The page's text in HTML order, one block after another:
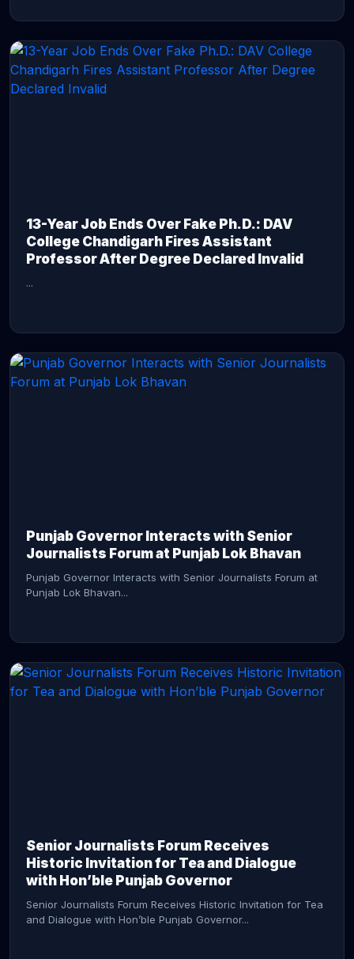
13-Year Job Ends Over Fake Ph.D.: DAV
College Chandigarh Fires Assistant
Professor After Degree Declared Invalid
...
Punjab Governor Interacts with Senior
Journalists Forum at Punjab Lok Bhavan
Punjab Governor Interacts with Senior Journalists Forum at
Punjab Lok Bhavan...
Senior Journalists Forum Receives
Historic Invitation for Tea and Dialogue
with Hon’ble Punjab Governor
Senior Journalists Forum Receives Historic Invitation for Tea
and Dialogue with Hon’ble Punjab Governor...